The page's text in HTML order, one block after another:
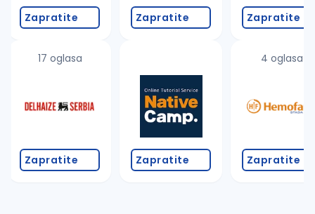
promenite odabrane filtere pretrage
Zapratite
17 oglasa
Zapratite
Zapratite
Zapratite
Zapratite
4 oglasa
Zapratite